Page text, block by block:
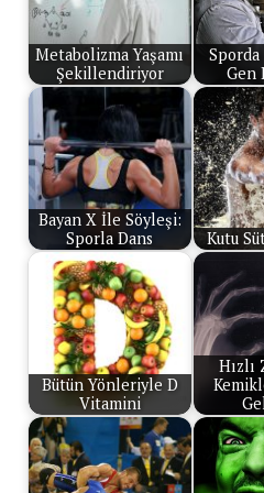
Metabolizma Yaşamı
Şekillendiriyor
Sporda
Gen
Bayan X İle Söyleşi:
Sporla Dans
Kutu
Bütün Yönleriyle D
Vitamini
Hızlı